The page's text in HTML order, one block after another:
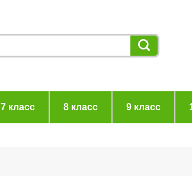
7 класс 8 класс 9 класс